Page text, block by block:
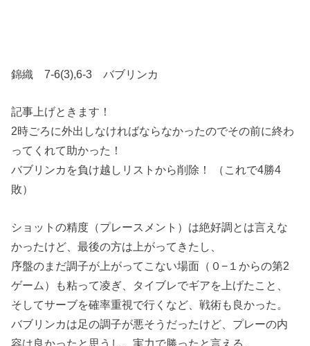
錦織 7-6(3),6-3 バブリンカ
記事上げときます！
2時ごろに外出しなければならなかったのでその前に終わ
ってくれて助かった！
バブリンカを負け越しリストから削除！ （これで4勝4
敗）
ショットの精度（プレースメント）は絶好調とは言えな
かったけど、最後の方は上がってきたし、
序盤のまだ調子が上がってこない場面（０−１からの第2
ゲーム）も粘って凌ぎ、タイブレでギアを上げたこと、
そしてサーブを確率重視で行くなど、戦術も良かった。
バブリンカは足の調子が悪そうだったけど、プレーの内
容は良かったと思うし、実力で勝ったと言える。